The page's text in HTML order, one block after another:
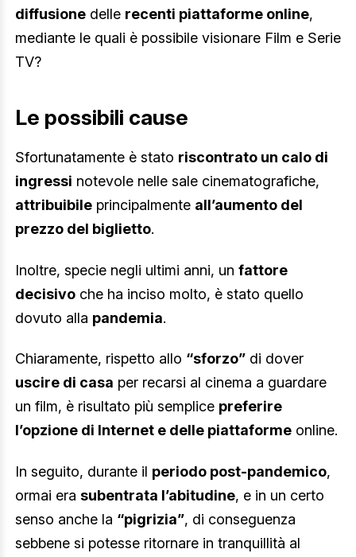
diffusione delle recenti piattaforme online,
mediante le quali è possibile visionare Film e Serie
TV?
Le possibili cause
Sfortunatamente è stato riscontrato un calo di
ingressi notevole nelle sale cinematografiche,
attribuibile principalmente all’aumento del
prezzo del biglietto.
Inoltre, specie negli ultimi anni, un fattore
decisivo che ha inciso molto, è stato quello
dovuto alla pandemia.
Chiaramente, rispetto allo “sforzo” di dover
uscire di casa per recarsi al cinema a guardare
un film, è risultato più semplice preferire
l’opzione di Internet e delle piattaforme online.
In seguito, durante il periodo post-pandemico,
ormai era subentrata l’abitudine, e in un certo
senso anche la “pigrizia”, di conseguenza
sebbene si potesse ritornare in tranquillità al